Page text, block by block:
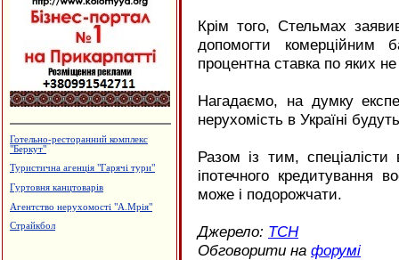
Виробництво бетонних виробів
Крім того, Стельмах
допомогти комерційним
процентна ставка по яких
Нагадаємо, на думку
нерухомість в Україні
Разом із тим,
іпотечного кредитування
може і подорожчати.
Джерело: ТСН
Обговорити на форумі